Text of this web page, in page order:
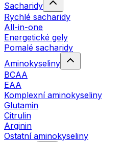
Sacharidy
Rychlé sacharidy
All-in-one
Energetické gely
Pomalé sacharidy
Aminokyseliny
BCAA
EAA
Komplexní aminokyseliny
Glutamin
Citrulin
Arginin
Ostatní aminokyseliny